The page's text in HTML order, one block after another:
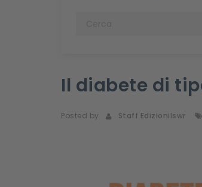
Il diabete di
Posted by Staff Edizionilswr